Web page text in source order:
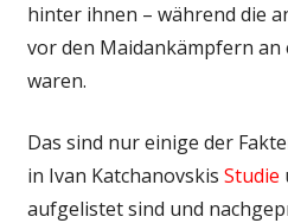
hinter ihnen – während die
vor den Maidankämpfern
waren.
Das sind nur einige der
in Ivan Katchanovskis Studie
aufgelistet sind und